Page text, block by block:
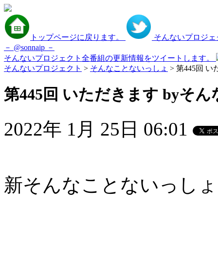
トップページに戻ります。
そんないプロジ
－ @sonnaip －
そんないプロジェクト全番組の更新情報をツイートします。
そんないプロジェクト > そんなことないっしょ > 第445回 い
第445回 いただきます byそ
2022年 1月 25日 06:01
新そんなことないっし